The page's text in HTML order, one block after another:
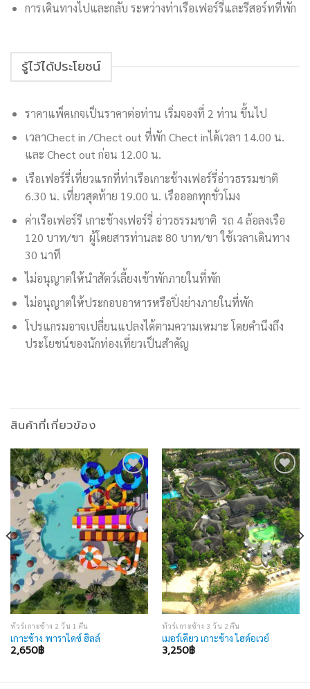
การเดินทางไปและกลับ ระหว่างท่าเรือเฟอร์รี่และรีสอร์ทที่พัก
รู้ไว้ได้ประโยชน์
ราคาแพ็คเกจเป็นราคาต่อท่าน เริ่มจองที่ 2 ท่าน ขึ้นไป
เวลาChect in /Chect out ที่พัก Chect inได้เวลา 14.00 น.
และ Chect out ก่อน 12.00 น.
เรือเฟอร์รี่เที่ยวแรกที่ท่าเรือเกาะช้างเฟอร์รี่อ่าวธรรมชาติ
6.30 น. เที่ยวสุดท้าย 19.00 น. เรือออกทุกชั่วโมง
ค่าเรือเฟอร์รี เกาะช้างเฟอร์รี่ อ่าวธรรมชาติ รถ 4 ล้อลงเรือ
120 บาท/ขา ผู้โดยสารท่านละ 80 บาท/ขา ใช้เวลาเดินทาง
30 นาที
ไม่อนุญาตให้นำสัตว์เลี้ยงเข้าพักภายในที่พัก
ไม่อนุญาตให้ประกอบอาหารหรือปิ่งย่างภายในที่พัก
โปรแกรมอาจเปลี่ยนแปลงได้ตามความเหมาะ โดยคำนึงถึง
ประโยชน์ของนักท่องเที่ยวเป็นสำคัญ
สินค้าที่เกี่ยวข้อง
Add to
wishlist
ทัวร์เกาะช้าง 2 วัน 1 คืน
เกาะช้าง พาราไดซ์ ฮิลล์
2,650฿
Add to
wishlist
ทัวร์เกาะช้าง 3 วัน 2 คืน
เมอร์เคียว เกาะช้าง ไฮด์อเวย์
3,250฿